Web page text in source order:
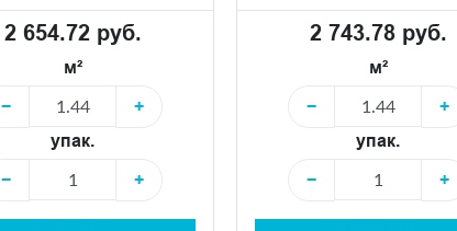
2 654.72 руб.
м²
−
+
упак.
−
+
2 743.78 руб.
м²
−
+
упак.
−
+